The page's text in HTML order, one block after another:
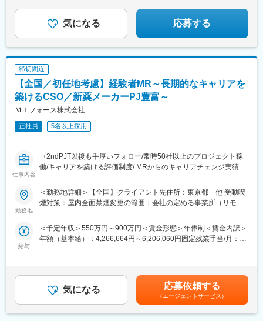
化学EMS株式会社株式会社エネコート 他
気になる 応募する
締切間近
【全国／初任地考慮】経験者MR～長期的なキャリアを
築けるCSO／新薬メーカーPJ豊富～
ＭＩフォース株式会社
正社員 5名以上採用
仕事内容
〈2ndPJT以後も手厚いフォロー/常時50社以上のプロジェクト稼
働/キャリアを築ける評価制度/ MRからのキャリアチェンジ実績有
クライアントである製薬会社のプロジェクトに所属し、MRとして
活躍していただきます。病院やクリニックの医師や医療関係者に
【同社の特徴】
■必ず新薬メーカーのプロジェクトにアサインします
オンコロジーを含め、希少疾患領域も多数ございますので、スペ
シャリスト、ゼネラリストどちらも目指すことが可能です。
■少数精鋭ならではの魅力～待機リスクが低いため、安心して就業
できる環境です～
勤務地
＜勤務地詳細＞【全国】クライアント先住所：東京都 他 受動喫
煙対策：屋内全面禁煙変更の範囲：会社の定める事業所（リモー
給与
＜予定年収＞550万円～900万円＜賃金形態＞年俸制＜賃金内訳＞
年額（基本給）：4,266,664円～6,206,060円固定残業手当/月：
給与補足＞■別途、外勤手当など手当支給※経験・能力などを考慮
の上、話し合いで決定賃金はあくまでも目安の金額であり、選考
を通じて上下する可能性があります。月給(月額)は固定手当を含め
た表記です。
気になる 応募依頼する
（エージェントサービス）